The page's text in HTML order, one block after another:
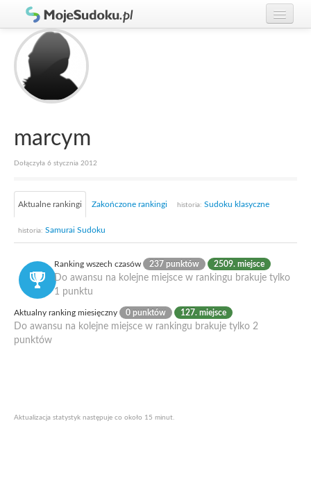
Graj w Sudoku!
Zasady Sudoku
Rankingi
marcym
Dołączyła 6 stycznia 2012
Aktualne rankingi Zakończone rankingi historia: Sudoku klasyczne
historia: Samurai Sudoku
Ranking wszech czasów 237 punktów 2509. miejsce
Do awansu na kolejne miejsce w rankingu brakuje tylko
1 punktu
Aktualny ranking miesięczny 0 punktów 127. miejsce
Do awansu na kolejne miejsce w rankingu brakuje tylko 2
punktów
Aktualizacja statystyk następuje co około 15 minut.